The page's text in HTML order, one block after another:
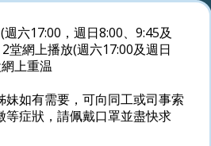
六17:00，週日8:00、9:45及
堂網上播放(週六17:00及週日
上重温
妹如有需要，可向同工或司事索
等症狀，請佩戴口罩並盡快求